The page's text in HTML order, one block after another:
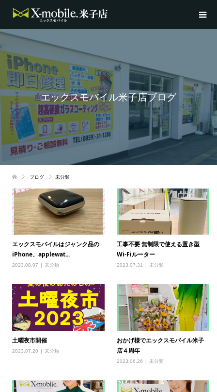
エックスモバイル米子店ブログ
ブログ 未分類
エックスモバイルはジャンク品の
iPhone、applewat...
2023.08.07 未分類
工事不要 無制限で使える置き型
Wi-Fiルーター
2023.07.31 未分類
土曜夜市開催
2023.07.20 未分類
おかげ様でエックスモバイル米子
店４周年
2023.06.26 未分類